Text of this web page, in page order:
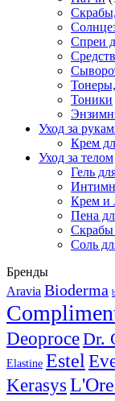
Спреи
Тоники
Уход за
Крем
Уход за телом
Гель
Крем и
Пена
Скрабы
Соль
Бренды
Aravia Bioderma
DeoproceDr.
Elastine Estel
Kerasys